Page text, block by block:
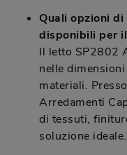
Quali opzioni
disponibili per
Il letto SP2802
nelle
materiali.
Arredamenti
di tessuti,
soluzione ideale.